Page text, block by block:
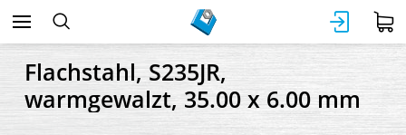
Flachstahl, S235JR,
warmgewalzt, 35.00 x 6.00 mm